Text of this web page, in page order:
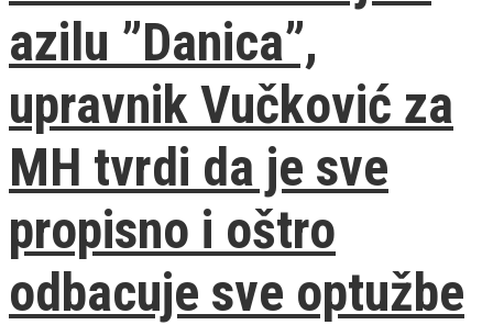
azilu ”Danica”,
upravnik Vučković za
MH tvrdi da je sve
propisno i oštro
odbacuje sve optužbe